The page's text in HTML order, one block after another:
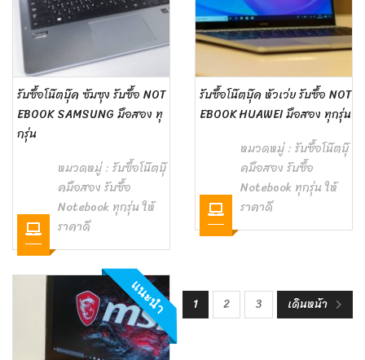
รับซื้อโน๊ตบุ๊ค ซัมซุง รับซื้อ NOT
EBOOK SAMSUNG มือสอง ทุ
กรุ่น
หมวดหมู่ : รับซื้อโน๊ตบุ๊
คมือสอง รับซื้อ
Notebook ทุกรุ่น ให้
ราคาดี
รับซื้อโน๊ตบุ๊ค หัวเว่ย รับซื้อ NOT
EBOOK HUAWEI มือสอง ทุกรุ่น
หมวดหมู่ : รับซื้อโน๊ตบุ๊
คมือสอง รับซื้อ
Notebook ทุกรุ่น ให้
ราคาดี
แนะนำ 1 2 3 เดินหน้า